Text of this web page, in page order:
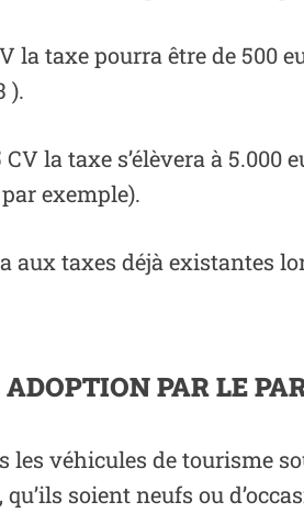
la taxe pourra être de 500
).
la taxe s’élèvera à 5.000
exemple).
aux taxes déjà existantes
ADOPTION PAR LE
les véhicules de tourisme
qu’ils soient neufs ou